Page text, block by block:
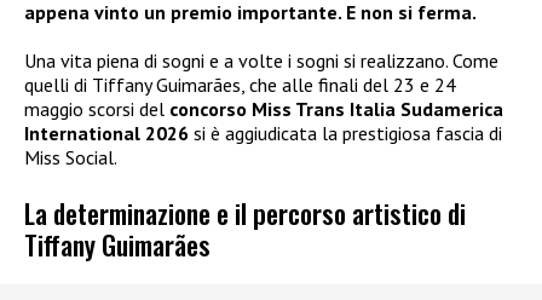
appena vinto un premio importante. E non si ferma.
Una vita piena di sogni e a volte i sogni si realizzano. Come
quelli di Tiffany Guimarães, che alle finali del 23 e 24
maggio scorsi del concorso Miss Trans Italia Sudamerica
International 2026 si è aggiudicata la prestigiosa fascia di
Miss Social.
La determinazione e il percorso artistico di
Tiffany Guimarães